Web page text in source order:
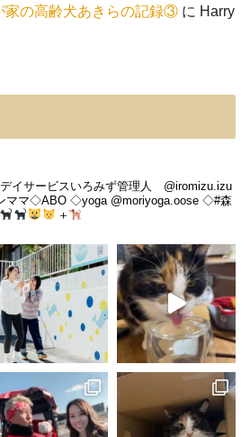
家の高齢犬あきらの記録③ に Harry
イサービスいろみず管理人 @iromizu.izu
ママ◇ABO ◇yoga @moriyoga.oose ◇#森
＋